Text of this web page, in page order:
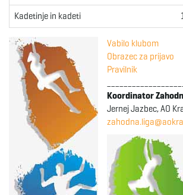
Kadetinje in kadeti
Vabilo klubom
Obrazec za prijavo
Pravilnik
Koordinator
Jernej Jazbec, AO